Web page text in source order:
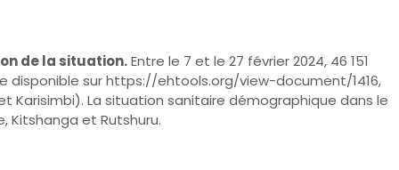
de la situation.Entre le 7 et le 27 février 2024, 46 151
disponible surhttps://ehtools.org/view-document/1416,
Karisimbi). La situation sanitaire démographique dans le
Kitshanga et Rutshuru.